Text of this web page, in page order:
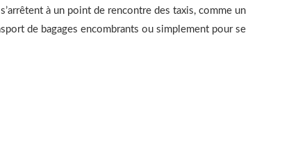
à un point de rencontre des taxis, comme un
de bagages encombrants ou simplement pour se